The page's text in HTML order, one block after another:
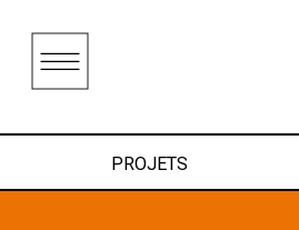
PROJETS